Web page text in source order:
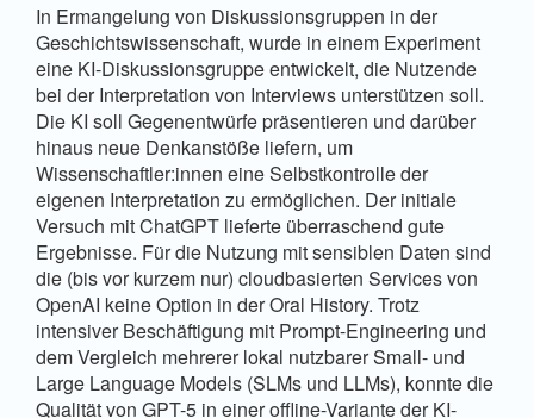
In Ermangelung von Diskussionsgruppen in der
Geschichtswissenschaft, wurde in einem Experiment
eine KI-Diskussionsgruppe entwickelt, die Nutzende
bei der Interpretation von Interviews unterstützen soll.
Die KI soll Gegenentwürfe präsentieren und darüber
hinaus neue Denkanstöße liefern, um
Wissenschaftler:innen eine Selbstkontrolle der
eigenen Interpretation zu ermöglichen. Der initiale
Versuch mit ChatGPT lieferte überraschend gute
Ergebnisse. Für die Nutzung mit sensiblen Daten sind
die (bis vor kurzem nur) cloudbasierten Services von
OpenAI keine Option in der Oral History. Trotz
intensiver Beschäftigung mit Prompt-Engineering und
dem Vergleich mehrerer lokal nutzbarer Small- und
Large Language Models (SLMs und LLMs), konnte die
Qualität von GPT-5 in einer offline-Variante der KI-